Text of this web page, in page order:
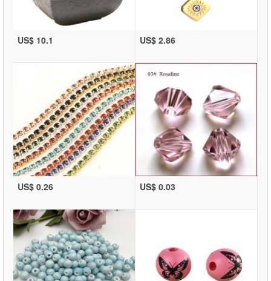
US$ 10.1 US$ 2.86
US$ 0.26 US$ 0.03